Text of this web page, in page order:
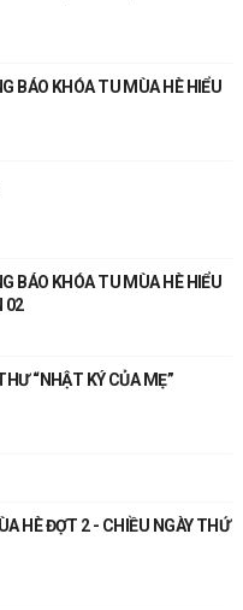
BÁO KHÓA TU MÙA HÈ HIỂU
BÁO KHÓA TU MÙA HÈ HIỂU
02
“NHẬT KÝ CỦA MẸ”
HÈ ĐỢT 2 - CHIỀU NGÀY THỨ